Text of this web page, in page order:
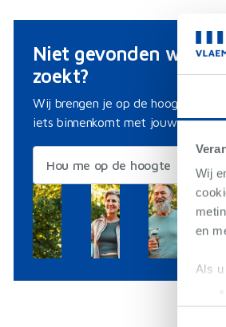
Wij
en
Als
Niet gevonden wat je
zoekt?
Wij brengen je op de hoogte als er
iets binnenkomt met jouw criteria.
Hou me op de hoogte